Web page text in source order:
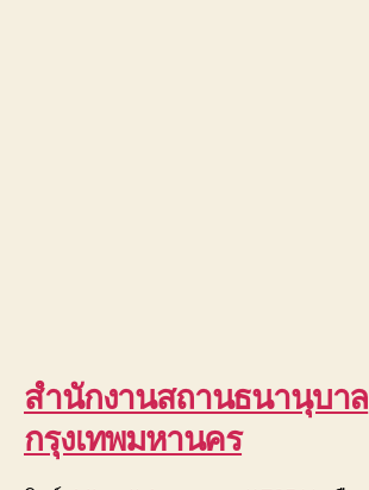
สำนักงานสถานธนานุบาล
กรุงเทพมหานคร